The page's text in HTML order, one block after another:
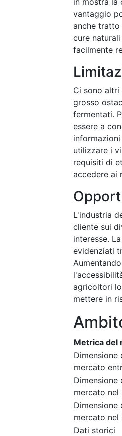
in mostra la
vantaggio
anche tratto
cure
facilmente
Ci sono altri
grosso
fermentati.
essere a
utilizzare i
requisiti di
accedere ai
L'industria
cliente sui
interesse.
evidenziati
agricoltori
mettere in
Metrica del
Dimensione
mercato
Dimensione
mercato nel
Dimensione
mercato nel
Dati storici